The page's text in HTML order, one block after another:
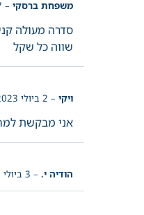
משפחת ברסקי –
סדרה מעולה
שווה כל שקל
ויקי – 2 ביולי 2023
אני מבקשת
הודיה י. – 3 ביולי 2023